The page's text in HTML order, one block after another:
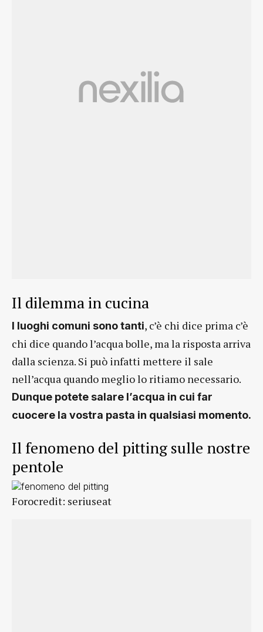
Il dilemma in cucina
I luoghi comuni sono tanti, c’è chi dice prima c’è
chi dice quando l’acqua bolle, ma la risposta arriva
dalla scienza. Si può infatti mettere il sale
nell’acqua quando meglio lo ritiamo necessario.
Dunque potete salare l’acqua in cui far
cuocere la vostra pasta in qualsiasi momento.
Il fenomeno del pitting sulle nostre
pentole
Forocredit: seriuseat